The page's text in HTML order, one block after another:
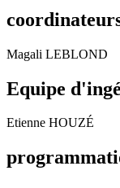
Magali LEBLOND
Equipe
Etienne HOUZÉ